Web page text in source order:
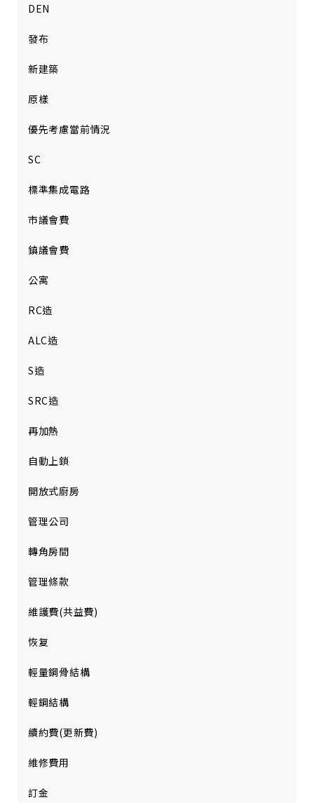
DEN
發布
新建築
原樣
優先考慮當前情況
SC
標準集成電路
市議會費
鎮議會費
公寓
RC造
ALC造
S造
SRC造
再加熱
自動上鎖
開放式廚房
管理公司
轉角房間
管理條款
維護費(共益費)
恢复
輕量鋼骨結構
輕鋼結構
續約費(更新費)
維修費用
訂金